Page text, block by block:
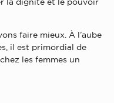
faire mieux. À l’aube
il est primordial de
les femmes un